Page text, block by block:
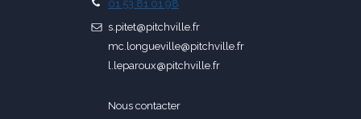
01 53 81 01 98
s.pitet@pitchville.fr
mc.longueville@pitchville.fr
l.leparoux@pitchville.fr
Nous contacter